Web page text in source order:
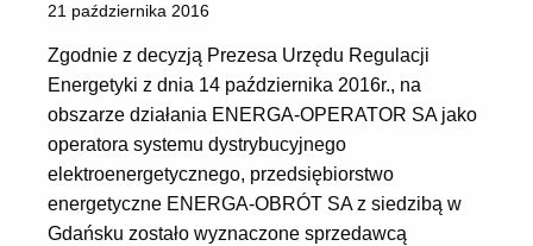
21 października 2016
Zgodnie z decyzją Prezesa Urzędu Regulacji
Energetyki z dnia 14 października 2016r., na
obszarze działania ENERGA-OPERATOR SA jako
operatora systemu dystrybucyjnego
elektroenergetycznego, przedsiębiorstwo
energetyczne ENERGA-OBRÓT SA z siedzibą w
Gdańsku zostało wyznaczone sprzedawcą